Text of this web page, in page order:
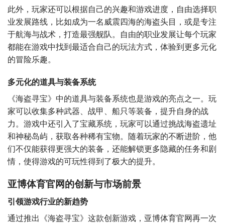
此外，玩家还可以根据自己的兴趣和游戏进度，自由选择职
业发展路线，比如成为一名威震四海的海盗头目，或是专注
于航海与战术，打造最强舰队。自由的职业发展让每个玩家
都能在游戏中找到最适合自己的玩法方式，体验到更多元化
的冒险乐趣。
多元化的道具与装备系统
《海盗寻宝》中的道具与装备系统也是游戏的亮点之一。玩
家可以收集多种武器、战甲、船只等装备，提升自身的战
力。游戏中还引入了宝藏系统，玩家可以通过挑战海盗遗址
和神秘岛屿，获取各种稀有宝物。随着玩家的不断进阶，他
们不仅能获得更强大的装备，还能解锁更多隐藏的任务和剧
情，使得游戏的可玩性得到了极大的提升。
亚博体育官网的创新与市场前景
引领游戏行业的新趋势
通过推出《海盗寻宝》这款创新游戏，亚博体育官网再一次